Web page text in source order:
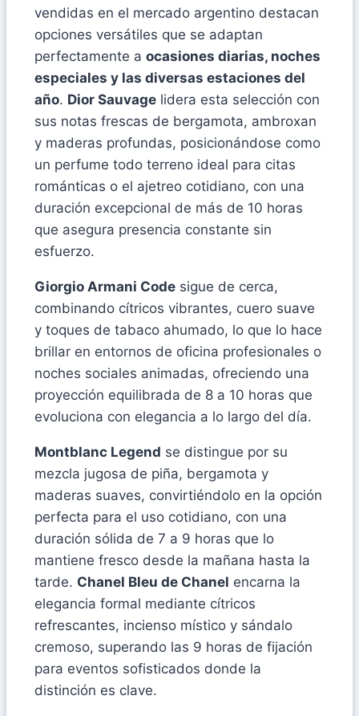
vendidas en el mercado argentino destacan
opciones versátiles que se adaptan
perfectamente a ocasiones diarias, noches
especiales y las diversas estaciones del
año. Dior Sauvage lidera esta selección con
sus notas frescas de bergamota, ambroxan
y maderas profundas, posicionándose como
un perfume todo terreno ideal para citas
románticas o el ajetreo cotidiano, con una
duración excepcional de más de 10 horas
que asegura presencia constante sin
esfuerzo.
Giorgio Armani Code sigue de cerca,
combinando cítricos vibrantes, cuero suave
y toques de tabaco ahumado, lo que lo hace
brillar en entornos de oficina profesionales o
noches sociales animadas, ofreciendo una
proyección equilibrada de 8 a 10 horas que
evoluciona con elegancia a lo largo del día.
Montblanc Legend se distingue por su
mezcla jugosa de piña, bergamota y
maderas suaves, convirtiéndolo en la opción
perfecta para el uso cotidiano, con una
duración sólida de 7 a 9 horas que lo
mantiene fresco desde la mañana hasta la
tarde. Chanel Bleu de Chanel encarna la
elegancia formal mediante cítricos
refrescantes, incienso místico y sándalo
cremoso, superando las 9 horas de fijación
para eventos sofisticados donde la
distinción es clave.